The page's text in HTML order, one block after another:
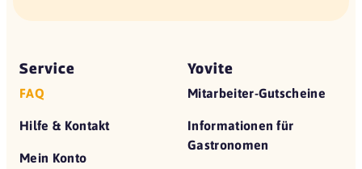
Service
FAQ
Hilfe & Kontakt
Mein Konto
Yovite
Mitarbeiter-Gutscheine
Informationen für
Gastronomen